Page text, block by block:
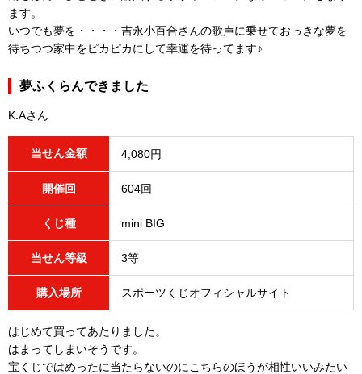
ます。
いつでも夢を・・・・吉永小百合さんの歌声に乗せておっきな夢を
待ちつつ家中をピカピカにして幸運を待ってます♪
夢ふくらんできました
K.Aさん
当せん金額 4,080円
開催回 604回
くじ種 mini BIG
当せん等級 3等
購入場所 スポーツくじオフィシャルサイト
はじめて買ってあたりました。
はまってしまいそうです。
宝くじではめったに当たらないのにこちらのほうが相性いいみたい